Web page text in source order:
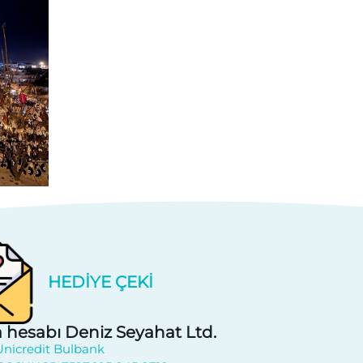
HEDIYE ÇEKI
hesabı Deniz Seyahat Ltd.
Bulbank